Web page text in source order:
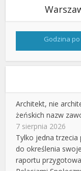
Godzina
Architekt, nie
żeńskich nazw
7 sierpnia 2026
Tylko jedna
do określenia
raportu